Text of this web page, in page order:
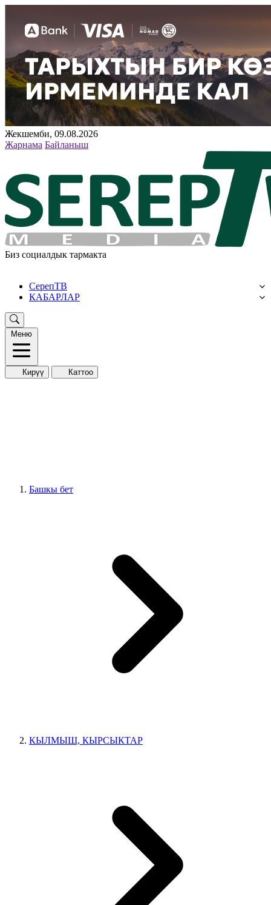
Жекшемби, 09.08.2026
Жарнама Байланыш
Биз социалдык тармакта
СерепТВ
КАБАРЛАР
Меню
Кирүү Каттоо
Башкы бет
КЫЛМЫШ, КЫРСЫКТАР